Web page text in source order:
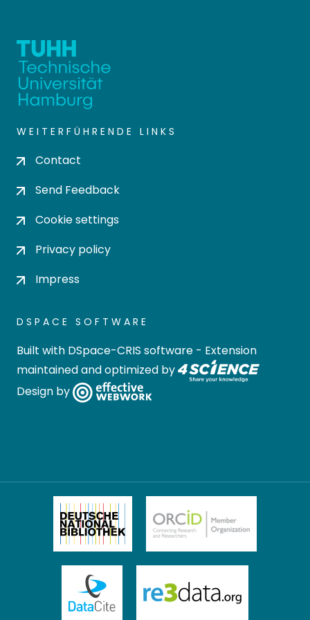
WEITERFÜHRENDE LINKS
Contact
Send Feedback
Cookie settings
Privacy policy
Impress
DSPACE SOFTWARE
Built with DSpace-CRIS software - Extension
maintained and optimized by
Design by